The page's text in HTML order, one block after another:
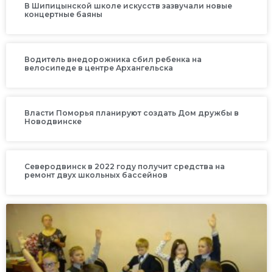
В Шипицынской школе искусств зазвучали новые
концертные баяны
Водитель внедорожника сбил ребенка на
велосипеде в центре Архангельска
Власти Поморья планируют создать Дом дружбы в
Новодвинске
Северодвинск в 2022 году получит средства на
ремонт двух школьных бассейнов